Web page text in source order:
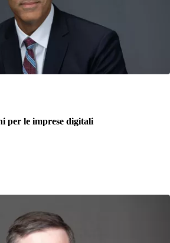
per le imprese digitali